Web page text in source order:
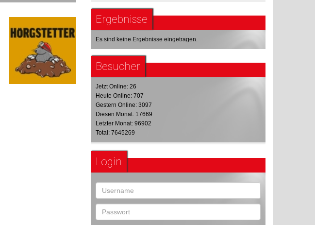
Ergebnisse
Es sind keine Ergebnisse eingetragen.
Besucher
Jetzt Online: 26
Heute Online: 707
Gestern Online: 3097
Diesen Monat: 17669
Letzter Monat: 96902
Total: 7645269
Login